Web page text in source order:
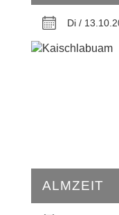
Di /
ALMZEIT